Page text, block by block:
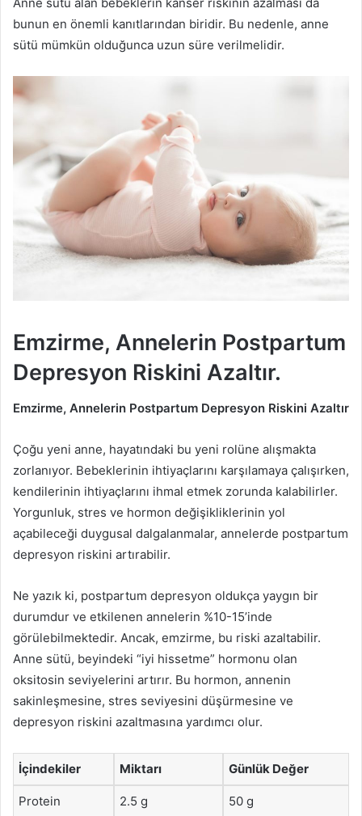
Anne sütü alan bebeklerin kanser riskinin azalması da
bunun en önemli kanıtlarından biridir. Bu nedenle, anne
sütü mümkün olduğunca uzun süre verilmelidir.
Emzirme, Annelerin Postpartum
Depresyon Riskini Azaltır.
Emzirme, Annelerin Postpartum Depresyon Riskini Azaltır
Çoğu yeni anne, hayatındaki bu yeni rolüne alışmakta
zorlanıyor. Bebeklerinin ihtiyaçlarını karşılamaya çalışırken,
kendilerinin ihtiyaçlarını ihmal etmek zorunda kalabilirler.
Yorgunluk, stres ve hormon değişikliklerinin yol
açabileceği duygusal dalgalanmalar, annelerde postpartum
depresyon riskini artırabilir.
Ne yazık ki, postpartum depresyon oldukça yaygın bir
durumdur ve etkilenen annelerin %10-15’inde
görülebilmektedir. Ancak, emzirme, bu riski azaltabilir.
Anne sütü, beyindeki “iyi hissetme” hormonu olan
oksitosin seviyelerini artırır. Bu hormon, annenin
sakinleşmesine, stres seviyesini düşürmesine ve
depresyon riskini azaltmasına yardımcı olur.
İçindekiler Miktarı Günlük Değer
Protein 2.5 g 50 g